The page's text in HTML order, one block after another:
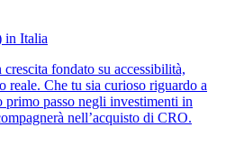
in Italia
fondato su accessibilità,
reale. Che tu sia curioso riguardo a
passo negli investimenti in
nell’acquisto di CRO.